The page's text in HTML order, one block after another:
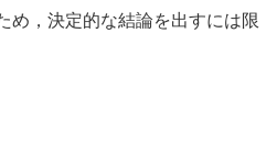
め，決定的な結論を出すには限